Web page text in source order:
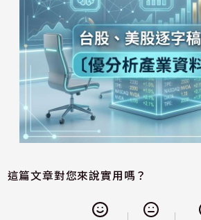
這篇文章對您來說實用嗎？